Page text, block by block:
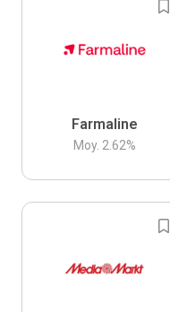
Farmaline
Moy. 2.62%